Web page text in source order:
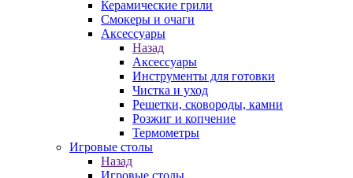
Керамические грили
Смокеры и очаги
Аксессуары
Назад
Аксессуары
Инструменты для готовки
Чистка и уход
Решетки, сковороды, камни
Розжиг и копчение
Термометры
Игровые столы
Назад
Игровые столы